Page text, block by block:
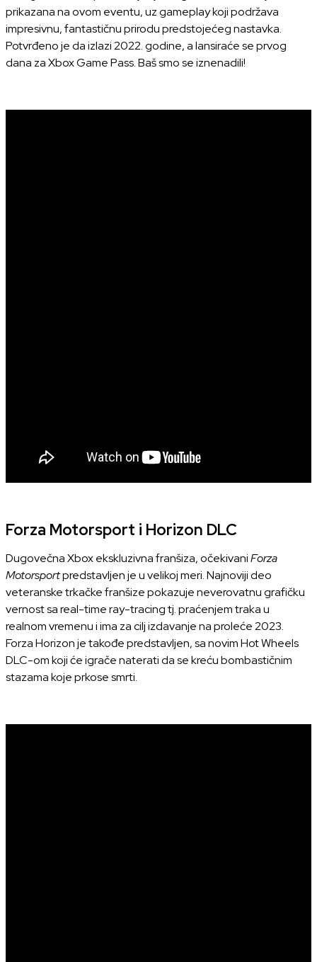
prikazana na ovom eventu, uz gameplay koji podržava
impresivnu, fantastičnu prirodu predstojećeg nastavka.
Potvrđeno je da izlazi 2022. godine, a lansiraće se prvog
dana za Xbox Game Pass. Baš smo se iznenadili!
Forza Motorsport i Horizon DLC
Dugovečna Xbox ekskluzivna franšiza, očekivaniForza
Motorsportpredstavljen je u velikoj meri. Najnoviji deo
veteranske trkačke franšize pokazuje neverovatnu grafičku
vernost sa real-time ray-tracing tj. praćenjem traka u
realnom vremenu i ima za cilj izdavanje na proleće 2023.
Forza Horizon je takođe predstavljen, sa novim Hot Wheels
DLC-om koji će igrače naterati da se kreću bombastičnim
stazama koje prkose smrti.